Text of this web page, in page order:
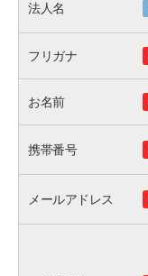
法人名
フリガナ
お名前
携帯番号
メールアドレス